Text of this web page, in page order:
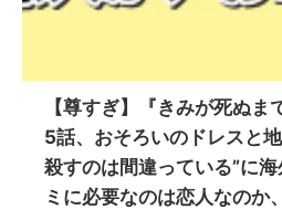
【尊すぎ】『きみが死ぬま
5話、おそろいのドレスと
殺すのは間違っている”に
ミに必要なのは恋人なのか